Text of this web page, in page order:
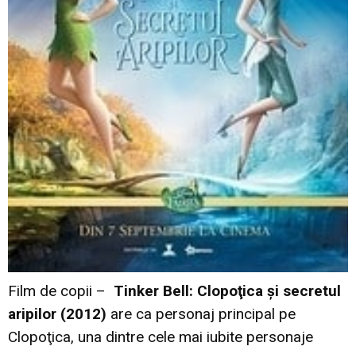
Film de copii – Tinker Bell: Clopoţica şi secretul
aripilor (2012) are ca personaj principal pe
Clopoţica, una dintre cele mai iubite personaje